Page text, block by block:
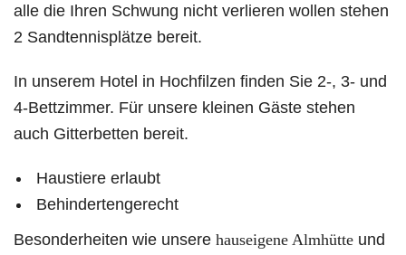
alle die Ihren Schwung nicht verlieren wollen stehen
2 Sandtennisplätze bereit.
In unserem Hotel in Hochfilzen finden Sie 2-, 3- und
4-Bettzimmer. Für unsere kleinen Gäste stehen
auch Gitterbetten bereit.
Haustiere erlaubt
Behindertengerecht
Besonderheiten wie unsere hauseigene Almhütte und